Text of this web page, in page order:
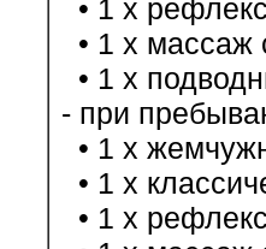
• 1 х
• 1 х массаж
• 1 х
- при
• 1 х
• 1 х
• 1 х